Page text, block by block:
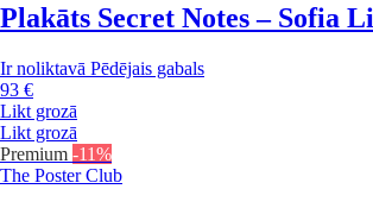
Plakāts Secret Notes – Sofia
Ir noliktavā Pēdējais gabals
93 €
Likt grozā
Likt grozā
Premium -11%
The Poster Club